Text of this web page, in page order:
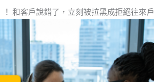
和客戶說錯了，立刻被拉黑成拒絕往來戶